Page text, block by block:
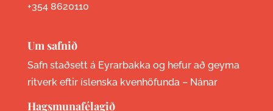
+354 8620110
Um safnið
Safn staðsett á Eyrarbakka og hefur að geyma
ritverk eftir íslenska kvenhöfunda – Nánar
Hagsmunafélagið